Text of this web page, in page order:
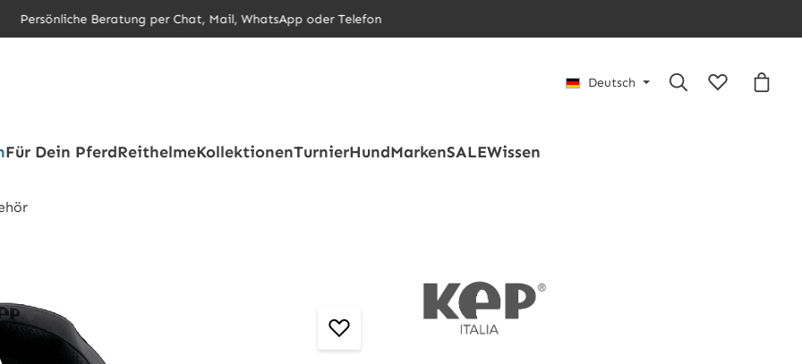
Persönliche Beratung per Chat, Mail, WhatsApp oder Telefon
Deutsch
Du hast 0
Für Dein PferdReithelmeKollektionenTurnierHundMarkenSALEWissen